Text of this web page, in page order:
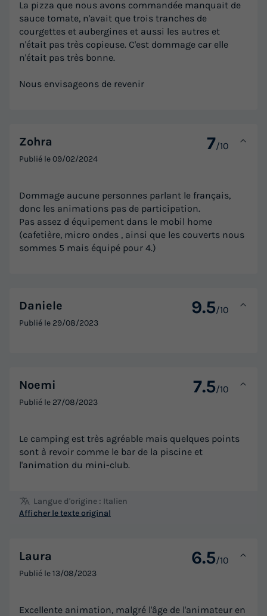
La pizza que nous avons commandée manquait de
sauce tomate, n'avait que trois tranches de
courgettes et aubergines et aussi les autres et
n'était pas très copieuse. C'est dommage car elle
n'était pas très bonne.
Nous envisageons de revenir
Zohra 7/10
Publié le09/02/2024
Dommage aucune personnes parlant le français,
donc les animations pas de participation.
Pas assez d équipement dans le mobil home
(cafetière, micro ondes , ainsi que les couverts nous
sommes 5 mais équipé pour 4.)
Daniele 9.5/10
Publié le 29/08/2023
Noemi 7.5/10
Publié le 27/08/2023
Le camping est très agréable mais quelques points
sont à revoir comme le bar de la piscine et
l'animation du mini-club.
Langue d'origine : Italien
Afficher le texte original
Laura 6.5/10
Publié le13/08/2023
Excellente animation, malgré l'âge de l'animateur en